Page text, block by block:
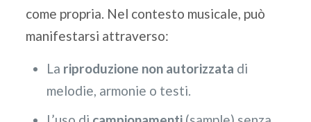
come propria. Nel contesto musicale, può
manifestarsi attraverso:
La riproduzione non autorizzata di
melodie, armonie o testi.